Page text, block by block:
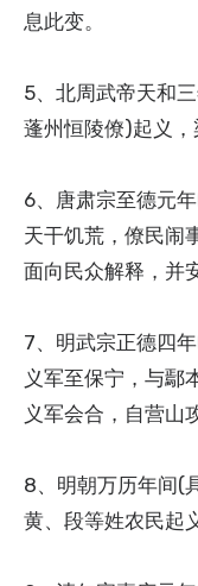
息此变。
5、北周武帝天和
蓬州恒陵僚)起义，
6、唐肃宗至德元
天干饥荒，僚民闹
面向民众解释，并
7、明武宗正德四
义军至保宁，与鄢
义军会合，自营山
8、明朝万历年间(
黄、段等姓农民起